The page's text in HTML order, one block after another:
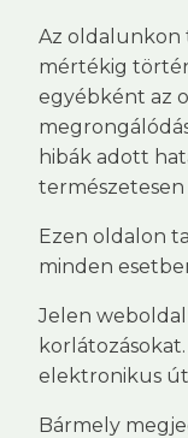
Az oldalunkon
mértékig
egyébként az
hibák adott
Ezen oldalon
minden
Jelen
elektronikus
Bármely